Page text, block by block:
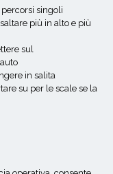
singoli
più in alto e più
sul
in salita
su per le scale se la